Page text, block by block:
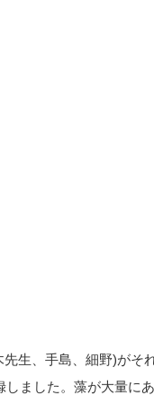
生、手島、細野)がそ
ました。藻が大量に